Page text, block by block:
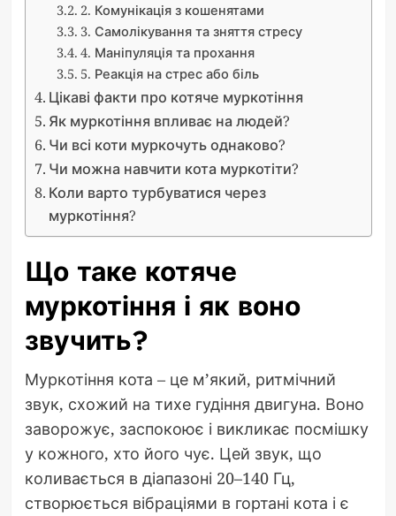
2. Комунікація з кошенятами
3. Самолікування та зняття стресу
4. Маніпуляція та прохання
5. Реакція на стрес або біль
Цікаві факти про котяче муркотіння
Як муркотіння впливає на людей?
Чи всі коти муркочуть однаково?
Чи можна навчити кота муркотіти?
Коли варто турбуватися через
муркотіння?
Що таке котяче
муркотіння і як воно
звучить?
Муркотіння кота – це м’який, ритмічний
звук, схожий на тихе гудіння двигуна. Воно
заворожує, заспокоює і викликає посмішку
у кожного, хто його чує. Цей звук, що
коливається в діапазоні 20–140 Гц,
створюється вібраціями в гортані кота і є